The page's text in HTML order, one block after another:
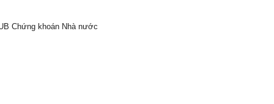
Chứng khoán Nhà nước